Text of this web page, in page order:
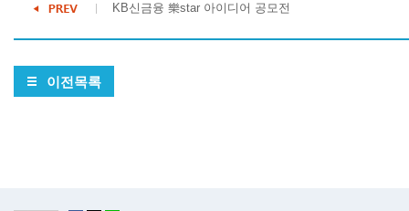
KB신금융 樂star 아이디어 공모전
이전목록